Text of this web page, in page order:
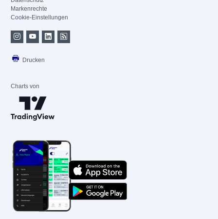
Markenrechte
Cookie-Einstellungen
Drucken
Charts von